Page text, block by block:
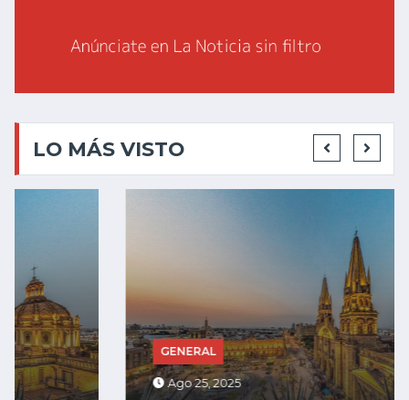
LO MÁS VISTO
GENERAL
Ago 25, 2025